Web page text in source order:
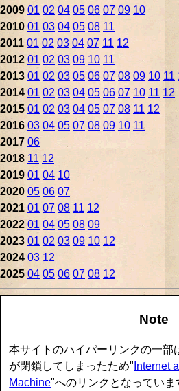
2009 01 02 04 05 06 07 09 10
2010 01 03 04 05 08 11
2011 01 02 03 04 07 11 12
2012 01 02 03 09 10 11
2013 01 02 03 05 06 07 08 09 10 11
2014 01 02 03 04 05 06 07 10 11 12
2015 01 02 03 04 05 07 08 11 12
2016 03 04 05 07 08 09 10 11
2017 06
2018 11 12
2019 01 04 10
2020 05 06 07
2021 01 07 08 11 12
2022 01 04 05 08 09
2023 01 02 03 09 10 12
2024 03 12
2025 04 05 06 07 08 12
Note
本サイトのハイパーリンクの一部
が閉鎖してしまったため" Internet
Machine"へのリンクとなってい